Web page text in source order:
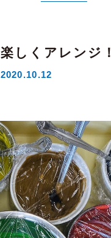
楽しくアレンジ！
2020.10.12